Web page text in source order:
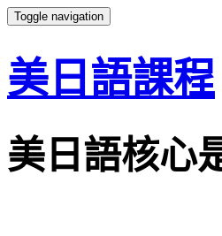
Toggle navigation
美日語課程
美日語核心